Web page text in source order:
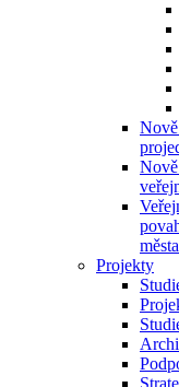
Projekty